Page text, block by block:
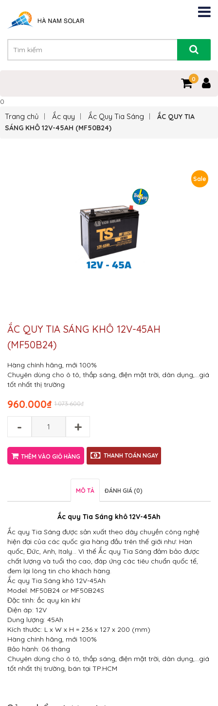
0
0
Trang chủ Ắc quy Ắc Quy Tia Sáng
ẮC QUY TIA
SÁNG KHÔ 12V-45AH (MF50B24)
Sale
ẮC QUY TIA SÁNG KHÔ 12V-45AH
(MF50B24)
Hàng chính hãng, mới 100%
Chuyên dùng cho ô tô, thắp sáng, điện mặt trời, dân dụng,…giá
tốt nhất thị trường
₫
1.073.600
₫
960.000
- +
THÊM VÀO GIỎ HÀNG THANH TOÁN NGAY
MÔ TẢ ĐÁNH GIÁ (0)
Ắc quy Tia Sáng khô 12V-45Ah
Ắc quy Tia Sáng được sản xuất theo dây chuyền công nghệ
hiện đại của các quốc gia hàng đầu trên thế giới như: Hàn
quốc, Đức, Anh, Italy… Vì thế Ắc quy Tia Sáng đảm bảo được
chất lượng và tuổi thọ cao, đáp ứng các tiêu chuẩn quốc tế,
đem lại lòng tin cho khách hàng.
Ắc quy Tia Sáng khô 12V-45Ah
Model: MF50B24 or MF50B24S
Đặc tính: ắc quy kín khí
Điện áp: 12V
Dung lượng: 45Ah
Kích thước: L x W x H = 236 x 127 x 200 (mm)
Hàng chính hãng, mới 100%
Bảo hành: 06 tháng
Chuyên dùng cho ô tô, thắp sáng, điện mặt trời, dân dụng,…giá
tốt nhất thị trường, bán tại TP.HCM